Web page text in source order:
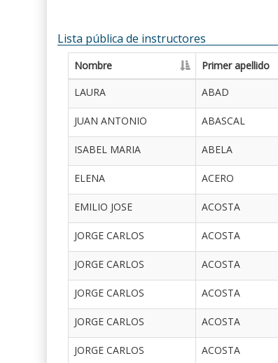
Lista pública de instructores
Nombre Primer apellido
LAURA
ABAD
JUAN ANTONIO ABASCAL
ISABEL MARIA ABELA
ELENA ACERO
EMILIO JOSE ACOSTA
JORGE CARLOS ACOSTA
JORGE CARLOS ACOSTA
JORGE CARLOS ACOSTA
JORGE CARLOS ACOSTA
JORGE CARLOS ACOSTA